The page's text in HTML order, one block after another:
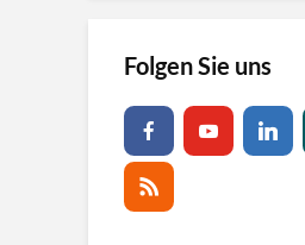
Folgen Sie uns